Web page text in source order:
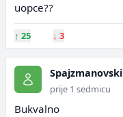
uopce??
↑ 25 ↓ 3
Spajzmanovski
prije 1 sedmicu
Bukvalno